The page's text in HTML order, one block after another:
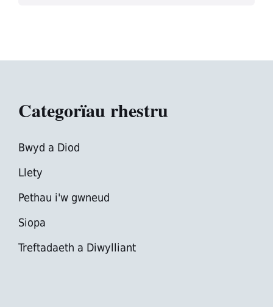
Categorïau rhestru
Bwyd a Diod
Llety
Pethau i'w gwneud
Siopa
Treftadaeth a Diwylliant